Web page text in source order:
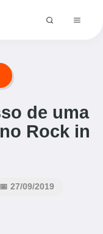
de uma
Rock in
📅 27/09/2019